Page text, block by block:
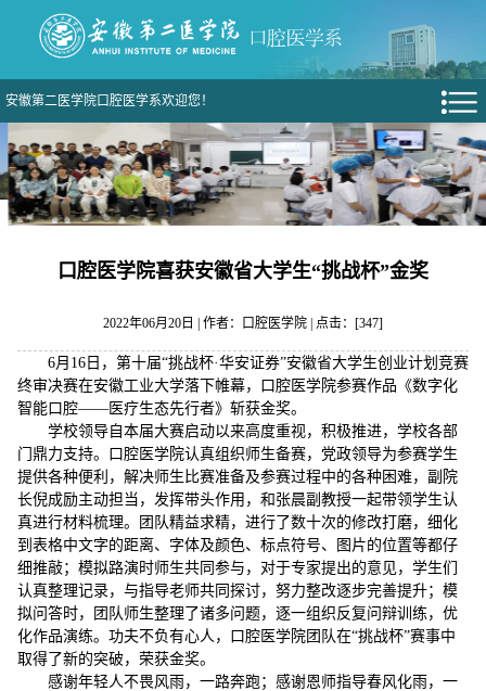
安徽第二医学院口腔医学系欢迎您！
口腔医学院喜获安徽省大学生“挑战杯”金奖
2022年06月20日 | 作者：口腔医学院 | 点击：[347]
6月16日，第十届“挑战杯·华安证券”安徽省大学生创业计划竞赛
终审决赛在安徽工业大学落下帷幕，口腔医学院参赛作品《数字化
智能口腔——医疗生态先行者》斩获金奖。
学校领导自本届大赛启动以来高度重视，积极推进，学校各部
门鼎力支持。口腔医学院认真组织师生备赛，党政领导为参赛学生
提供各种便利，解决师生比赛准备及参赛过程中的各种困难，副院
长倪成励主动担当，发挥带头作用，和张晨副教授一起带领学生认
真进行材料梳理。团队精益求精，进行了数十次的修改打磨，细化
到表格中文字的距离、字体及颜色、标点符号、图片的位置等都仔
细推敲；模拟路演时师生共同参与，对于专家提出的意见，学生们
认真整理记录，与指导老师共同探讨，努力整改逐步完善提升；模
拟问答时，团队师生整理了诸多问题，逐一组织反复问辩训练，优
化作品演练。功夫不负有心人，口腔医学院团队在“挑战杯”赛事中
取得了新的突破，荣获金奖。
感谢年轻人不畏风雨，一路奔跑；感谢恩师指导春风化雨，一